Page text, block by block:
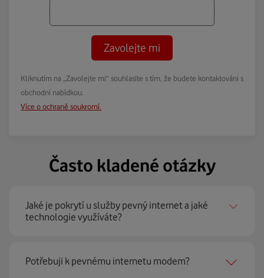
Zavolejte mi
Kliknutím na „Zavolejte mi“ souhlasíte s tím, že budete kontaktováni s
obchodní nabídkou.
Více o ochraně soukromí.
Často kladené otázky
Jaké je pokrytí u služby pevný internet a jaké
technologie využíváte?
Pevný internet můžeme nabídnout
domácností
Potřebuji k pevnému internetu modem?